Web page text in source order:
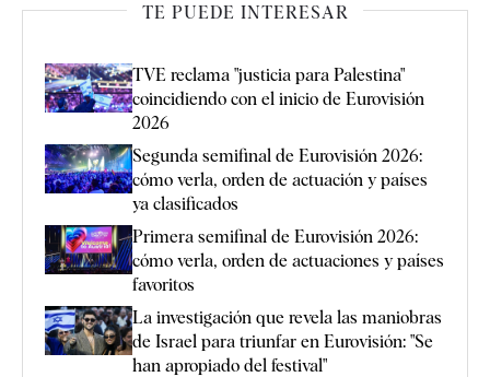
TE PUEDE INTERESAR
TVE reclama "justicia para Palestina"
coincidiendo con el inicio de Eurovisión
2026
Segunda semifinal de Eurovisión 2026:
cómo verla, orden de actuación y países
ya clasificados
Primera semifinal de Eurovisión 2026:
cómo verla, orden de actuaciones y países
favoritos
La investigación que revela las maniobras
de Israel para triunfar en Eurovisión: "Se
han apropiado del festival"